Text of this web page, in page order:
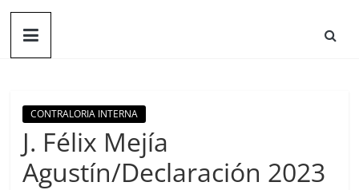
CONTRALORIA INTERNA
J. Félix Mejía
Agustín/Declaración 2023